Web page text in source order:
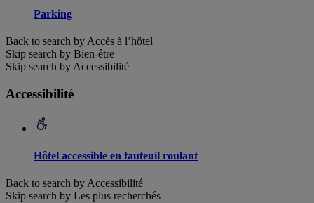
Parking
Back to search by Accès à l’hôtel
Skip search by Bien-être
Skip search by Accessibilité
Accessibilité
Hôtel accessible en fauteuil roulant
Back to search by Accessibilité
Skip search by Les plus recherchés